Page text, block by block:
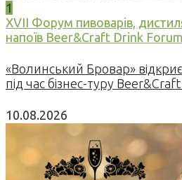
1
XVII Форум пивоварів,
напоїв Beer&Craft Drink Forum
«Волинський Бровар»
під час бізнес-туру
10.08.2026